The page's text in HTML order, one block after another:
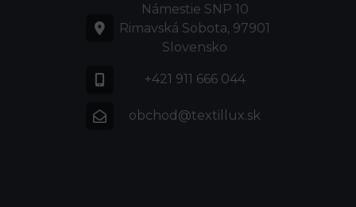
Námestie SNP 10
Rimavská Sobota, 97901
Slovensko
+421 911 666 044
obchod@textillux.sk